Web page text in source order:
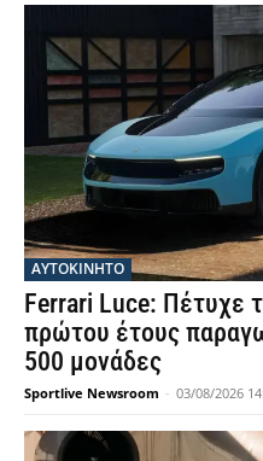
ΑΥΤΟΚΙΝΗΤΟ
Ferrari Luce: Πέτυχε
πρώτου έτους
500 μονάδες
Sportlive Newsroom - 03/08/2026